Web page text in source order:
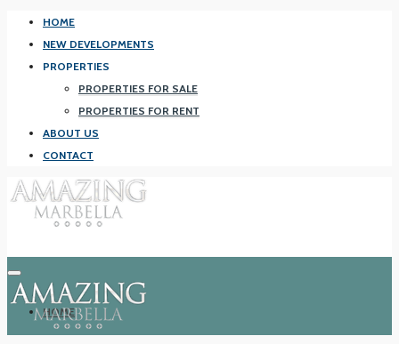
HOME
NEW DEVELOPMENTS
PROPERTIES
PROPERTIES FOR SALE
PROPERTIES FOR RENT
ABOUT US
CONTACT
HOME